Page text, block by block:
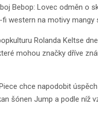
Bebop: Lovec odměn o
western na motivy mangy
Rolanda Keltse
mohou značky dříve
chce napodobit
šónen Jump a podle níž